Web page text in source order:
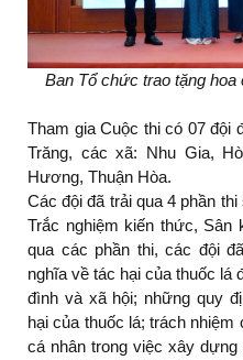
Ban Tổ chức trao tặng
Tham gia Cuộc thi có 07 đội
Trăng, các xã: Nhu Gia,
Hương, Thuận Hòa.
Các đội đã trải qua 4 phần
Trắc nghiệm kiến thức, Sân
qua các phần thi, các đội
nghĩa về tác hại của thuốc
đình và xã hội; những quy
hại của thuốc lá; trách
cá nhân trong việc xây